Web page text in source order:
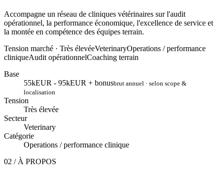
Accompagne un réseau de cliniques vétérinaires sur l'audit
opérationnel, la performance économique, l'excellence de service et
la montée en compétence des équipes terrain.
Tension marché · Très élevéeVeterinaryOperations / performance
cliniqueAudit opérationnelCoaching terrain
Base
55kEUR - 95kEUR + bonusbrut annuel · selon scope &
localisation
Tension
Très élevée
Secteur
Veterinary
Catégorie
Operations / performance clinique
02 / À PROPOS